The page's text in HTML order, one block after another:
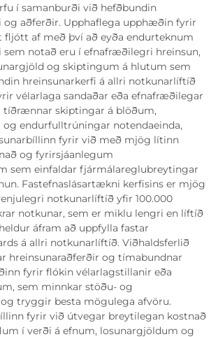
í samanburði við hefðbundin
og aðferðir. Upphaflega upphæðin fyrir
fljótt af með því að eyða endurteknum
sem notað eru í efnafræðilegri hreinsun,
og skiptingum á hlutum sem
hreinsunarkerfi á allri notkunarlíftíð
vélarlaga sandaðar eða efnafræðilegar
tíðrænnar skiptingar á blöðum,
endurfulltrúningar notendaeinda,
fyrir við með mjög lítinn
og fyrirsjáanlegum
sem einfaldar fjármálareglubreytingar
Fastefnaslásartækni kerfisins er mjög
notkunarlíftíð yfir 100.000
notkunar, sem er miklu lengri en líftíð
áfram að uppfylla fastar
á allri notkunarlíftíð. Viðhaldsferlið
hreinsunaraðferðir og tímabundnar
fyrir flókin vélarlagstillanir eða
sem minnkar stöðu- og
tryggir besta mögulega afvöru.
fyrir við útvegar breytilegan kostnað
í verði á efnum, losunargjöldum og